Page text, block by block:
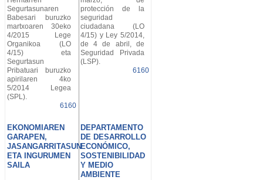
Segurtasunaren
Babesari buruzko
martxoaren 30eko
4/2015 Lege
Organikoa (LO
4/15) eta
Segurtasun
Pribatuari buruzko
apirilaren 4ko
5/2014 Legea
(SPL).
6160
protección de la
seguridad
ciudadana (LO
4/15) y Ley 5/2014,
de 4 de abril, de
Seguridad Privada
(LSP).
6160
EKONOMIAREN
GARAPEN,
JASANGARRITASUN
ETA INGURUMEN
SAILA
DEPARTAMENTO
DE DESARROLLO
ECONÓMICO,
SOSTENIBILIDAD
Y MEDIO
AMBIENTE